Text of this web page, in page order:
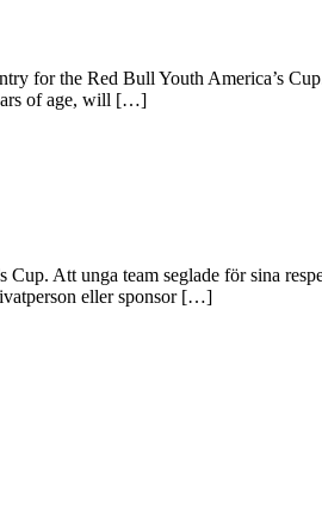
for the Red Bull Youth America’s
of age, will […]
Att unga team seglade för sina
eller sponsor […]